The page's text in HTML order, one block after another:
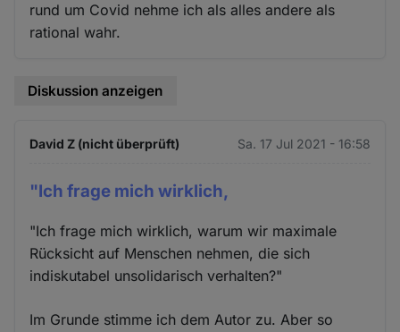
rund um Covid nehme ich als alles andere als
rational wahr.
Diskussion anzeigen
David Z (nicht überprüft) Sa. 17 Jul 2021 - 16:58
"Ich frage mich wirklich,
"Ich frage mich wirklich, warum wir maximale
Rücksicht auf Menschen nehmen, die sich
indiskutabel unsolidarisch verhalten?"
Im Grunde stimme ich dem Autor zu. Aber so